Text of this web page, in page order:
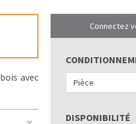
Connectez
Pièce
DISPONIBILITÉ
avec